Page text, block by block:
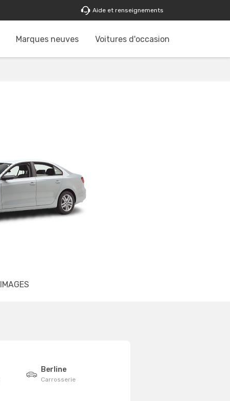
Aide et renseignements
Marques neuves Voitures d'occasion
IMAGES
Berline
Carrosserie